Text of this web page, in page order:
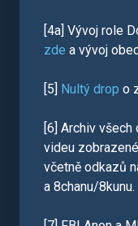
[4a] Vývoj role
zde a vývoj
[5] Nultý drop o
[6] Archiv všech
videu
včetně odkazů
a 8chanu/8kunu.